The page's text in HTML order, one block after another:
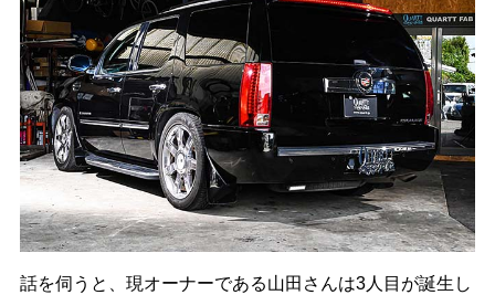
話を伺うと、現オーナーである山田さんは3人目が誕生し